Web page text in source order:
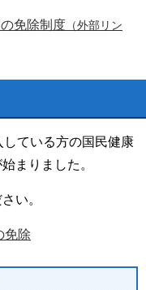
免除制度 （外部リン
ている方の国民健康
まりました。
い。
免除